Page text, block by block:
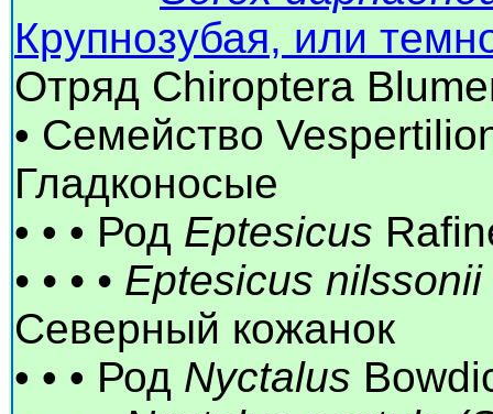
Крупнозубая, или
Отряд Chiroptera
• Семейство
Гладконосые
• • • Род Eptesicus
• • • • Eptesicus nilssonii
Северный кожанок
• • • Род Nyctalus